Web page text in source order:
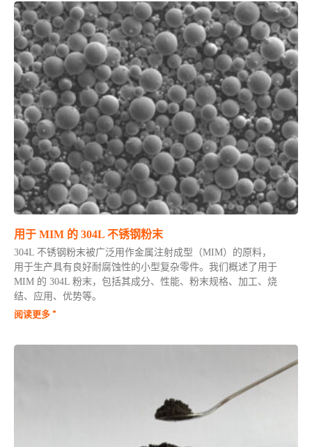
用于 MIM 的 304L 不锈钢粉末
304L 不锈钢粉末被广泛用作金属注射成型（MIM）的原料，
用于生产具有良好耐腐蚀性的小型复杂零件。我们概述了用于
MIM 的 304L 粉末，包括其成分、性能、粉末规格、加工、烧
结、应用、优势等。
阅读更多 "